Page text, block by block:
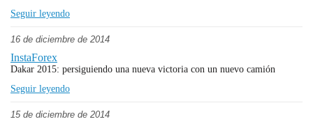
Seguir leyendo
16 de diciembre de 2014
InstaForex
Dakar 2015: persiguiendo una nueva victoria con un nuevo camión
Seguir leyendo
15 de diciembre de 2014